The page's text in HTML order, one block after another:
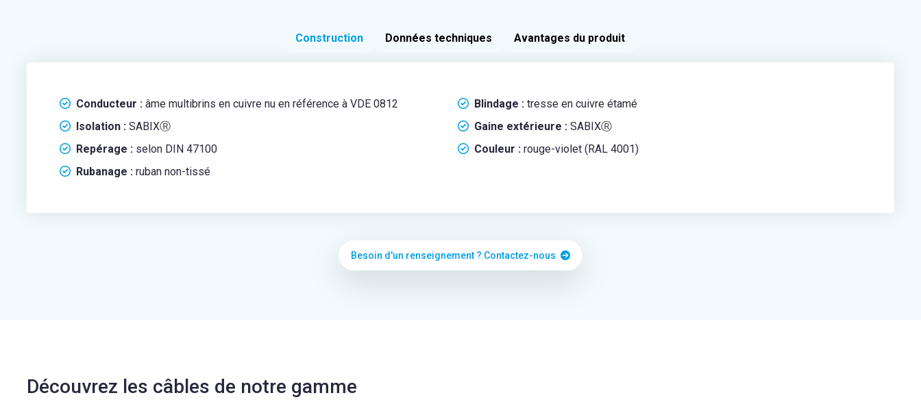
Construction Données techniques Avantages du produit
Conducteur :âme multibrins en cuivre nu en référence à VDE 0812
Isolation :SABIXⓇ
Repérage :selon DIN 47100
Rubanage :ruban non-tissé
Blindage :tresse en cuivre étamé
Gaine extérieure : SABIXⓇ
Couleur :rouge-violet (RAL 4001)
Besoin d'un renseignement ? Contactez-nous
Découvrez les câbles de notre gamme